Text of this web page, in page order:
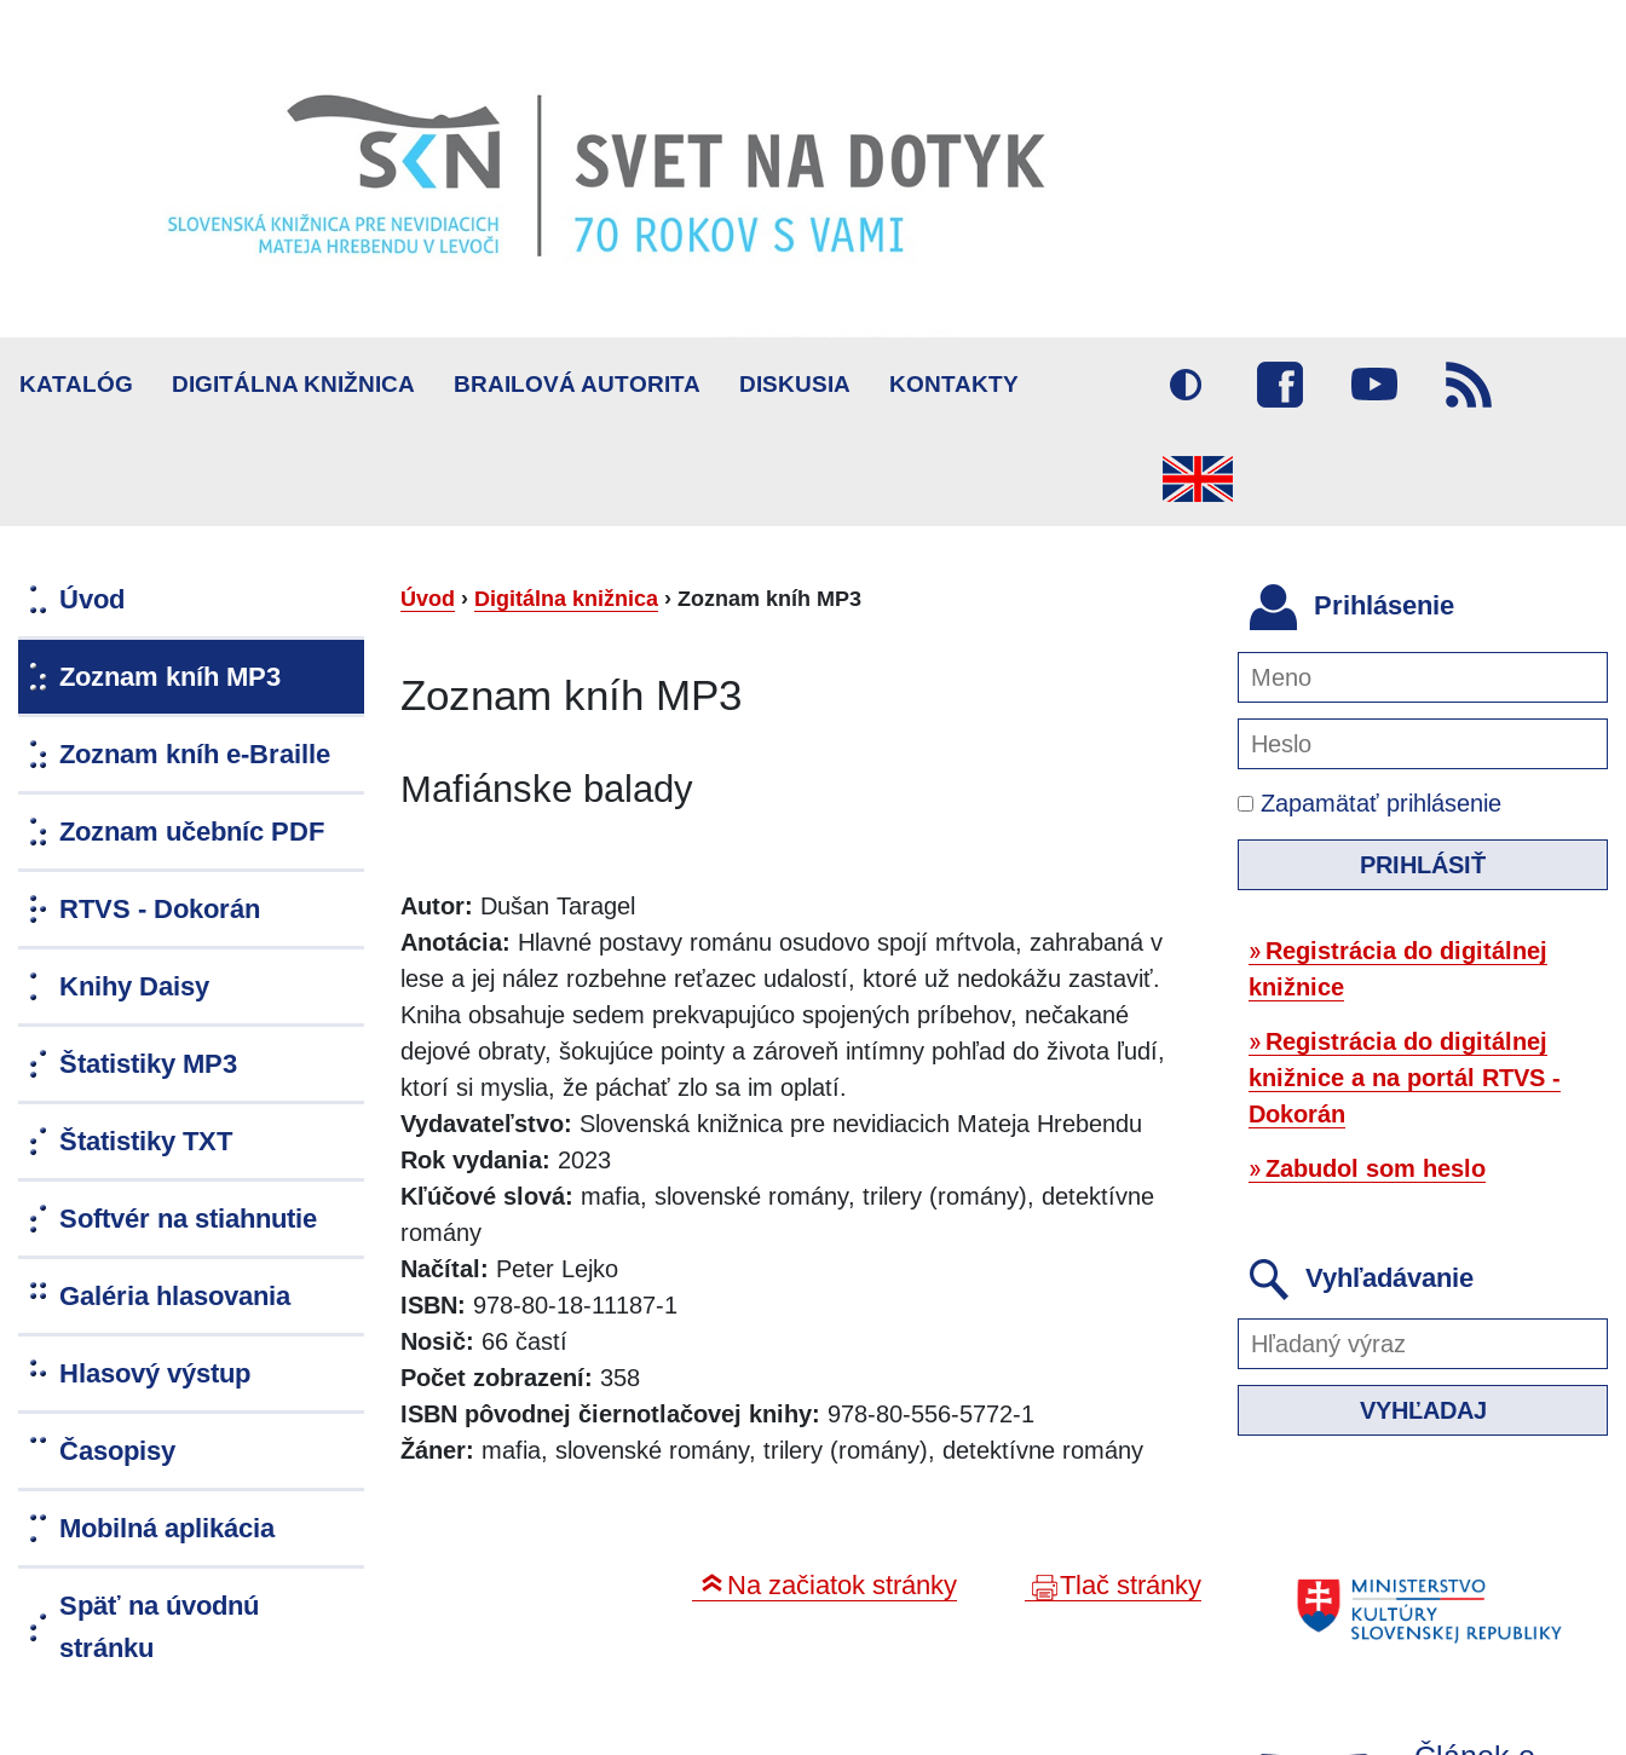
KATALÓG DIGITÁLNA KNIŽNICA BRAILOVÁ AUTORITA DISKUSIA KONTAKTY
Úvod
Zoznam kníh MP3
Zoznam kníh e-Braille
Zoznam učebníc PDF
RTVS - Dokorán
Knihy Daisy
Štatistiky MP3
Štatistiky TXT
Softvér na stiahnutie
Galéria hlasovania
Hlasový výstup
Časopisy
Mobilná aplikácia
Späť na úvodnú
stránku
Úvod › Digitálna knižnica › Zoznam kníh MP3
Zoznam kníh MP3
Mafiánske balady
Autor: Dušan Taragel
Anotácia: Hlavné postavy románu osudovo spojí mŕtvola, zahrabaná v
lese a jej nález rozbehne reťazec udalostí, ktoré už nedokážu zastaviť.
Kniha obsahuje sedem prekvapujúco spojených príbehov, nečakané
dejové obraty, šokujúce pointy a zároveň intímny pohľad do života ľudí,
ktorí si myslia, že páchať zlo sa im oplatí.
Vydavateľstvo: Slovenská knižnica pre nevidiacich Mateja Hrebendu
Rok vydania: 2023
Kľúčové slová: mafia, slovenské romány, trilery (romány), detektívne
romány
Načítal: Peter Lejko
ISBN: 978-80-18-11187-1
Nosič: 66 častí
Počet zobrazení: 358
ISBN pôvodnej čiernotlačovej knihy: 978-80-556-5772-1
Žáner: mafia, slovenské romány, trilery (romány), detektívne romány
Na začiatok stránky Tlač stránky
Prihlásenie
Zapamätať prihlásenie
PRIHLÁSIŤ
Registrácia do digitálnej
knižnice
Registrácia do digitálnej
knižnice a na portál RTVS -
Dokorán
Zabudol som heslo
Vyhľadávanie
VYHĽADAJ